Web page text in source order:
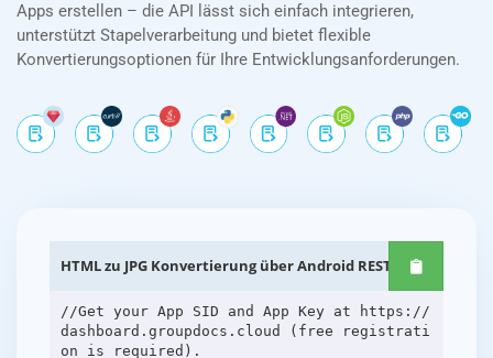
Apps erstellen – die API lässt sich einfach integrieren,
unterstützt Stapelverarbeitung und bietet flexible
Konvertierungsoptionen für Ihre Entwicklungsanforderungen.
HTML zu JPG Konvertierung über Android REST-APIs
//Get your App SID and App Key at https://
dashboard.groupdocs.cloud (free registrati
on is required).